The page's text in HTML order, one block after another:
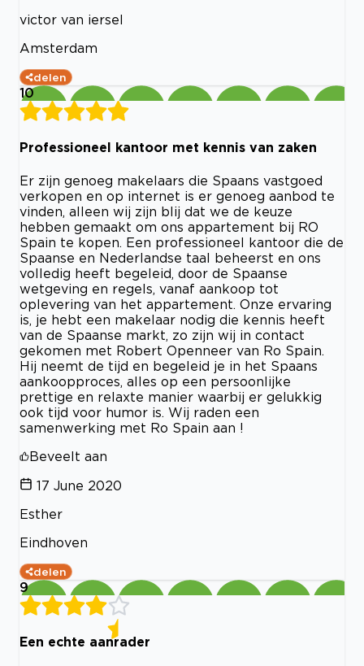
victor van iersel
Amsterdam
delen
10
Professioneel kantoor met kennis van zaken
Er zijn genoeg makelaars die Spaans vastgoed
verkopen en op internet is er genoeg aanbod te
vinden, alleen wij zijn blij dat we de keuze
hebben gemaakt om ons appartement bij RO
Spain te kopen. Een professioneel kantoor die de
Spaanse en Nederlandse taal beheerst en ons
volledig heeft begeleid, door de Spaanse
wetgeving en regels, vanaf aankoop tot
oplevering van het appartement. Onze ervaring
is, je hebt een makelaar nodig die kennis heeft
van de Spaanse markt, zo zijn wij in contact
gekomen met Robert Openneer van Ro Spain.
Hij neemt de tijd en begeleid je in het Spaans
aankoopproces, alles op een persoonlijke
prettige en relaxte manier waarbij er gelukkig
ook tijd voor humor is. Wij raden een
samenwerking met Ro Spain aan !
Beveelt aan
17 June 2020
Esther
Eindhoven
delen
9
Een echte aanrader